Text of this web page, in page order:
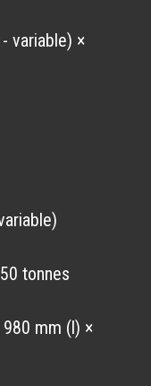
variable) ×
tonnes
mm (l) ×